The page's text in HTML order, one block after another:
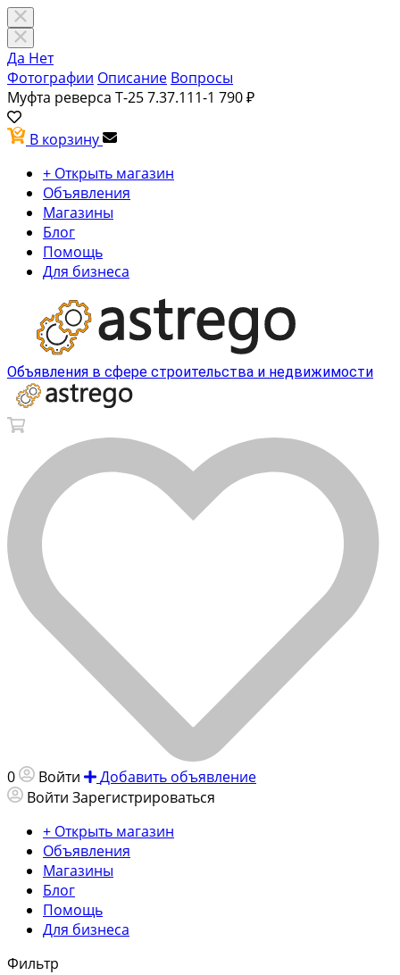
Да Нет
Фотографии Описание Вопросы
Муфта реверса Т-25 7.37.111-1 790 ₽
В корзину
+ Открыть магазин
Объявления
Магазины
Блог
Помощь
Для бизнеса
Объявления в сфере строительства и недвижимости
0 Войти
Добавить объявление
Войти Зарегистрироваться
+ Открыть магазин
Объявления
Магазины
Блог
Помощь
Для бизнеса
Фильтр